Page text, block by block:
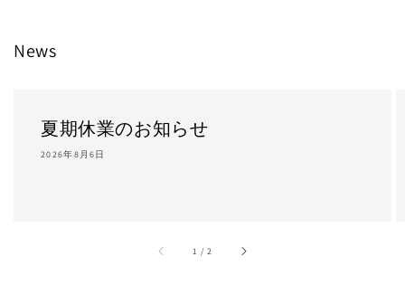
News
夏期休業のお知らせ
2026年8月6日
1 //2